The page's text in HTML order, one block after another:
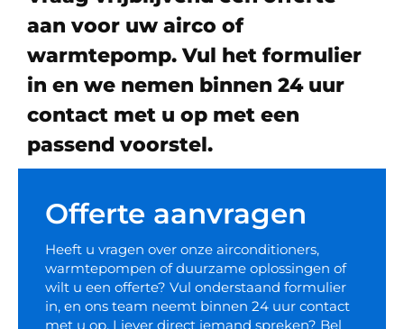
aan voor uw airco of
warmtepomp. Vul het formulier
in en we nemen binnen 24 uur
contact met u op met een
passend voorstel.
Offerte aanvragen
Heeft u vragen over onze airconditioners,
warmtepompen of duurzame oplossingen of
wilt u een offerte? Vul onderstaand formulier
in, en ons team neemt binnen 24 uur contact
met u op. Liever direct iemand spreken? Bel